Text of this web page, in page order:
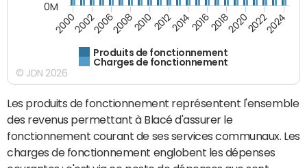
Produits de fonctionnement
Charges de fonctionnement
200020022006200820102012201420162018202020222024
0M
© JDN 2026
Les produits de fonctionnement représentent l'ensemble
des revenus permettant à Blacé d'assurer le
fonctionnement courant de ses services communaux. Les
charges de fonctionnement englobent les dépenses